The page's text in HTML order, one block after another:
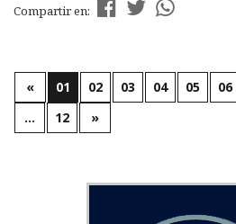
Compartir en:
« 01 02 03 04 05 06
…
12 »